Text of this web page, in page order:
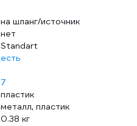
на шланг/источник
нет
Standart
есть
7
пластик
металл, пластик
0.38 кг